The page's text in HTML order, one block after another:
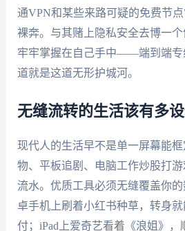
通VPN和某些来路可疑的免费节
裸奔。与其赌上隐私安全去博一
牢牢掌握在自己手中——端到端专
道就是这道无形护城河。
无缝流转的生活该有多
现代人的生活早不是单一屏幕能
物、平板追剧、电脑工作炒股打
流水。优质工具必须无缝覆盖你
卓手机上刷着小红书种草，转身
付；iPad上爱奇艺看着《浪姐》，